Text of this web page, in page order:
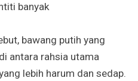
banyak
bawang putih yang
antara rahsia utama
lebih harum dan sedap.